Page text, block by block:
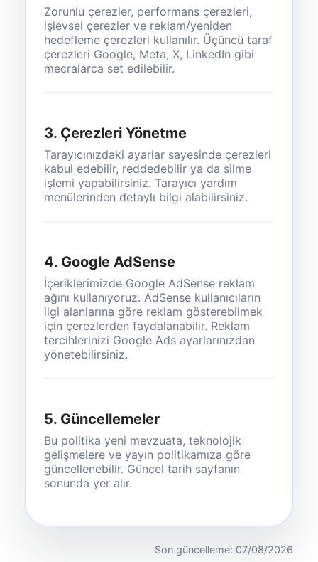
Zorunlu çerezler, performans çerezleri,
işlevsel çerezler ve reklam/yeniden
hedefleme çerezleri kullanılır. Üçüncü taraf
çerezleri Google, Meta, X, LinkedIn gibi
mecralarca set edilebilir.
3. Çerezleri Yönetme
Tarayıcınızdaki ayarlar sayesinde çerezleri
kabul edebilir, reddedebilir ya da silme
işlemi yapabilirsiniz. Tarayıcı yardım
menülerinden detaylı bilgi alabilirsiniz.
4. Google AdSense
İçeriklerimizde Google AdSense reklam
ağını kullanıyoruz. AdSense kullanıcıların
ilgi alanlarına göre reklam gösterebilmek
için çerezlerden faydalanabilir. Reklam
tercihlerinizi Google Ads ayarlarınızdan
yönetebilirsiniz.
5. Güncellemeler
Bu politika yeni mevzuata, teknolojik
gelişmelere ve yayın politikamıza göre
güncellenebilir. Güncel tarih sayfanın
sonunda yer alır.
Son güncelleme: 07/08/2026